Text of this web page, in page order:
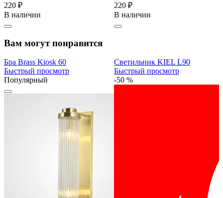
220 ₽
В наличии
220 ₽
В наличии
Вам могут понравится
Бра Brass Kiosk 60
Быстрый просмотр
Популярный
Светильник KIEL L90
Быстрый просмотр
-50 %